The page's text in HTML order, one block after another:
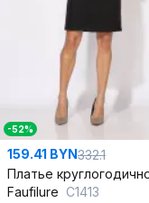
-52%
159.41 BYN332.1
Faufilure C1413